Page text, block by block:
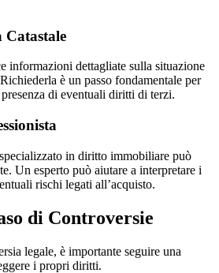
Catastale
informazioni dettagliate sulla situazione
è un passo fondamentale per
di eventuali diritti di terzi.
in diritto immobiliare può
Un esperto può aiutare a interpretare i
rischi legati all’acquisto.
di Controversie
legale, è importante seguire una
i propri diritti.